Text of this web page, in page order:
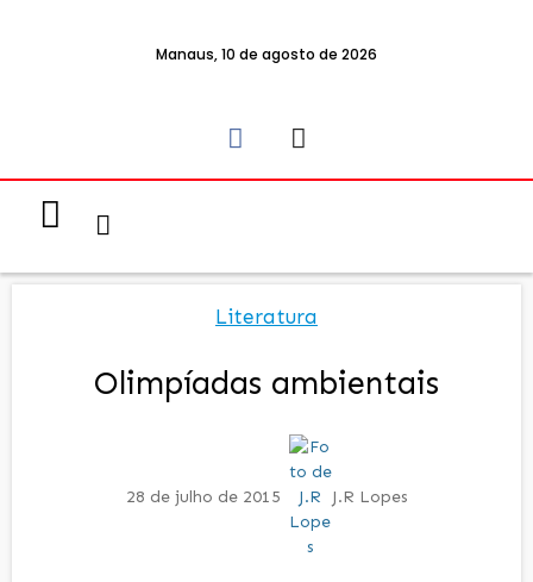
Manaus, 10 de agosto de 2026
Literatura
Olimpíadas ambientais
28 de julho de 2015 J.R Lopes